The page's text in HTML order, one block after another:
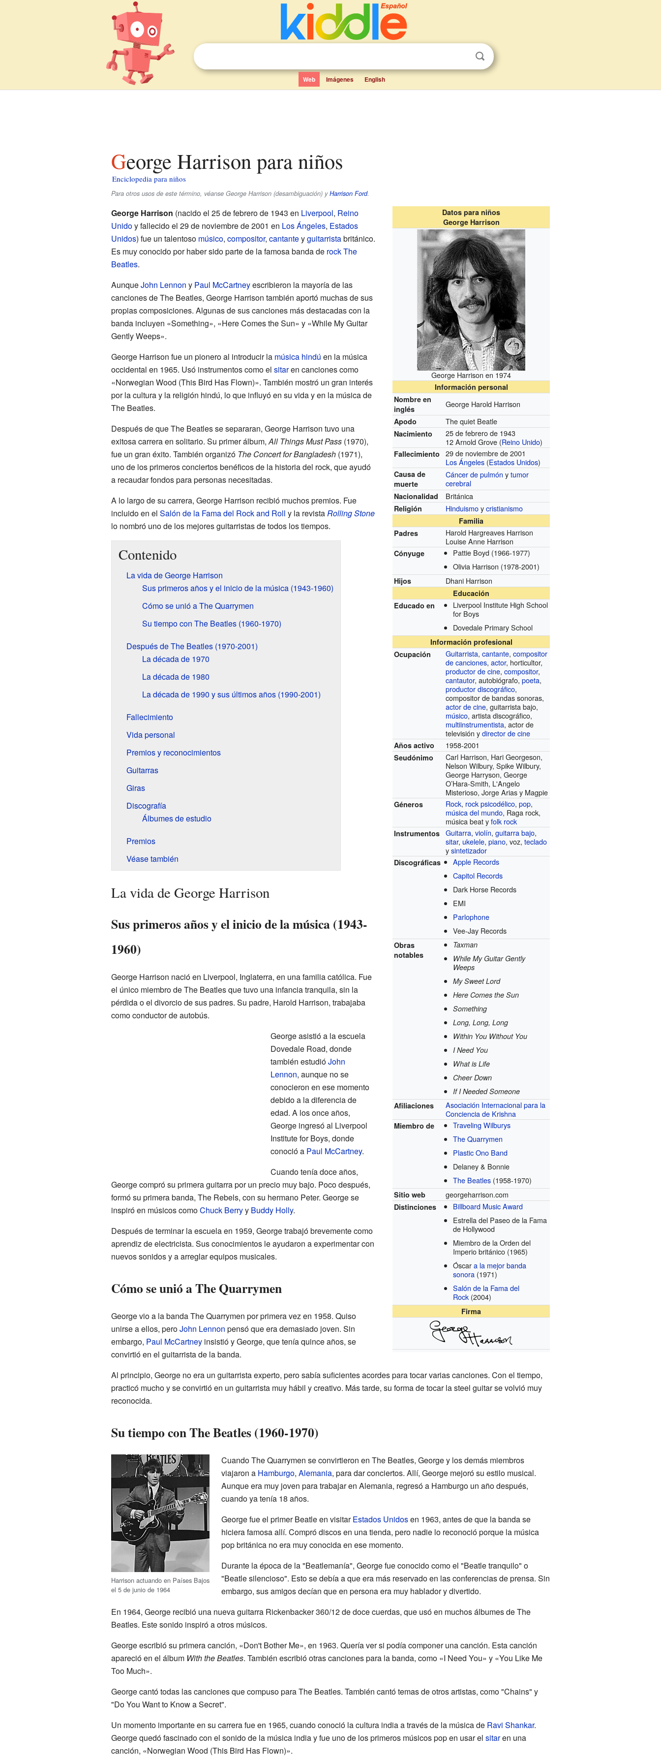
Web Imágenes English
George Harrison para niños
Enciclopedia para niños
Para otros usos de este término, véanse George Harrison (desambiguación) yHarrison Ford.
Datos para niños
George Harrison
George Harrison en 1974
Información personal
Nombre en
inglés
George Harold Harrison
Apodo The quiet Beatle
Nacimiento
25 de febrero de 1943
12 Arnold Grove (Reino Unido)
Fallecimiento
29 de noviembre de 2001
Los Ángeles (Estados Unidos)
Causa de
muerte
Cáncer de pulmón ytumor
cerebral
Nacionalidad Británica
Religión Hinduismoycristianismo
Familia
Padres
Harold Hargreaves Harrison
Louise Anne Harrison
Cónyuge Pattie Boyd (1966-1977)
Olivia Harrison (1978-2001)
Hijos Dhani Harrison
Educación
Educado en
Liverpool Institute High School
for Boys
Dovedale Primary School
Información profesional
Ocupación
Guitarrista,cantante,compositor
de canciones,actor, horticultor,
productor de cine,compositor,
cantautor, autobiógrafo,poeta,
productor discográfico,
compositor de bandas sonoras,
actor de cine, guitarrista bajo,
músico, artista discográfico,
multiinstrumentista, actor de
televisión ydirector de cine
Años activo 1958-2001
Seudónimo
Carl Harrison, Hari Georgeson,
Nelson Wilbury, Spike Wilbury,
George Harryson, George
O’Hara-Smith, L'Angelo
Misterioso, Jorge Arias y Magpie
Géneros Rock, rock psicodélico,pop,
música del mundo, Raga rock,
música beat yfolk rock
Instrumentos Guitarra,violín,guitarra bajo,
sitar, ukelele,piano, voz,teclado
ysintetizador
Discográficas
Apple Records
Capitol Records
Dark Horse Records
EMI
Parlophone
Vee-Jay Records
Obras
notables
Taxman
While My Guitar Gently
Weeps
My Sweet Lord
Here Comes the Sun
Something
Long, Long, Long
Within You Without You
I Need You
What is Life
Cheer Down
If I Needed Someone
Afiliaciones
Asociación Internacional para la
Conciencia de Krishna
Miembro de
Traveling Wilburys
The Quarrymen
Plastic Ono Band
Delaney & Bonnie
The Beatles (1958-1970)
Sitio web georgeharrison.com
Distinciones
Billboard Music Award
Estrella del Paseo de la Fama
de Hollywood
Miembro de la Orden del
Imperio británico (1965)
Óscara la mejor banda
sonora (1971)
Salón de la Fama del
Rock (2004)
Firma
George Harrison (nacido el 25 de febrero de 1943 en Liverpool, Reino
Unidoy fallecido el 29 de noviembre de 2001 en Los Ángeles, Estados
Unidos) fue un talentoso músico, compositor, cantanteyguitarristabritánico.
Es muy conocido por haber sido parte de la famosa banda de rockThe
Beatles.
AunqueJohn Lennon y Paul McCartneyescribieron la mayoría de las
canciones de The Beatles, George Harrison también aportó muchas de sus
propias composiciones. Algunas de sus canciones más destacadas con la
banda incluyen «Something», «Here Comes the Sun» y «While My Guitar
Gently Weeps».
George Harrison fue un pionero al introducir la música hindú en la música
occidental en 1965. Usó instrumentos como el sitaren canciones como
«Norwegian Wood (This Bird Has Flown)». También mostró un gran interés
por la cultura y la religión hindú, lo que influyó en su vida y en la música de
The Beatles.
Después de que The Beatles se separaran, George Harrison tuvo una
exitosa carrera en solitario. Su primer álbum,All Things Must Pass(1970),
fue un gran éxito. También organizó The Concert for Bangladesh(1971),
uno de los primeros conciertos benéficos de la historia del rock, que ayudó
a recaudar fondos para personas necesitadas.
A lo largo de su carrera, George Harrison recibió muchos premios. Fue
incluido en el Salón de la Fama del Rock and Roll y la revistaRolling Stone
lo nombró uno de los mejores guitarristas de todos los tiempos.
Contenido
La vida de George Harrison
Sus primeros años y el inicio de la música (1943-1960)
Cómo se unió a The Quarrymen
Su tiempo con The Beatles (1960-1970)
Después de The Beatles (1970-2001)
La década de 1970
La década de 1980
La década de 1990 y sus últimos años (1990-2001)
Fallecimiento
Vida personal
Premios y reconocimientos
Guitarras
Giras
Discografía
Álbumes de estudio
Premios
Véase también
La vida de George Harrison
Sus primeros años y el inicio de la música (1943-
1960)
George Harrison nació en Liverpool, Inglaterra, en una familia católica. Fue
el único miembro de The Beatles que tuvo una infancia tranquila, sin la
pérdida o el divorcio de sus padres. Su padre, Harold Harrison, trabajaba
como conductor de autobús.
George asistió a la escuela
Dovedale Road, donde
también estudióJohn
Lennon, aunque no se
conocieron en ese momento
debido a la diferencia de
edad. A los once años,
George ingresó al Liverpool
Institute for Boys, donde
conoció a Paul McCartney.
Cuando tenía doce años,
George compró su primera guitarra por un precio muy bajo. Poco después,
formó su primera banda, The Rebels, con su hermano Peter. George se
inspiró en músicos comoChuck Berryy Buddy Holly.
Después de terminar la escuela en 1959, George trabajó brevemente como
aprendiz de electricista. Sus conocimientos le ayudaron a experimentar con
nuevos sonidos y a arreglar equipos musicales.
Cómo se unió a The Quarrymen
George vio a la banda The Quarrymen por primera vez en 1958. Quiso
unirse a ellos, peroJohn Lennon pensó que era demasiado joven. Sin
embargo, Paul McCartneyinsistió y George, que tenía quince años, se
convirtió en el guitarrista de la banda.
Al principio, George no era un guitarrista experto, pero sabía suficientes acordes para tocar varias canciones. Con el tiempo,
practicó mucho y se convirtió en un guitarrista muy hábil y creativo. Más tarde, su forma de tocar la steel guitar se volvió muy
reconocida.
Su tiempo con The Beatles (1960-1970)
Harrison actuando en Países Bajos
el 5 de junio de 1964
Cuando The Quarrymen se convirtieron en The Beatles, George y los demás miembros
viajaron a Hamburgo, Alemania, para dar conciertos. Allí, George mejoró su estilo musical.
Aunque era muy joven para trabajar en Alemania, regresó a Hamburgo un año después,
cuando ya tenía 18 años.
George fue el primer Beatle en visitarEstados Unidosen 1963, antes de que la banda se
hiciera famosa allí. Compró discos en una tienda, pero nadie lo reconoció porque la música
pop británica no era muy conocida en ese momento.
Durante la época de la "Beatlemanía", George fue conocido como el "Beatle tranquilo" o
"Beatle silencioso". Esto se debía a que era más reservado en las conferencias de prensa. Sin
embargo, sus amigos decían que en persona era muy hablador y divertido.
En 1964, George recibió una nueva guitarra Rickenbacker 360/12 de doce cuerdas, que usó en muchos álbumes de The
Beatles. Este sonido inspiró a otros músicos.
George escribió su primera canción, «Don't Bother Me», en 1963. Quería ver si podía componer una canción. Esta canción
apareció en el álbum With the Beatles. También escribió otras canciones para la banda, como «I Need You» y «You Like Me
Too Much».
George cantó todas las canciones que compuso para The Beatles. También cantó temas de otros artistas, como "Chains" y
"Do You Want to Know a Secret".
Un momento importante en su carrera fue en 1965, cuando conoció la cultura india a través de la música de Ravi Shankar.
George quedó fascinado con el sonido de la música india y fue uno de los primeros músicos pop en usar el sitaren una
canción, «Norwegian Wood (This Bird Has Flown)».